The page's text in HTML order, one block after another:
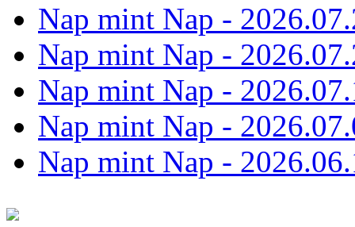
Nap mint Nap -
Nap mint Nap -
Nap mint Nap -
Nap mint Nap -
Nap mint Nap -